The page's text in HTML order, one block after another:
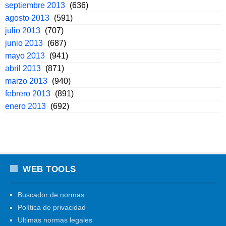
septiembre 2013 (636)
agosto 2013 (591)
julio 2013 (707)
junio 2013 (687)
mayo 2013 (941)
abril 2013 (871)
marzo 2013 (940)
febrero 2013 (891)
enero 2013 (692)
WEB TOOLS
Buscador de normas
Política de privacidad
Ultimas normas legales